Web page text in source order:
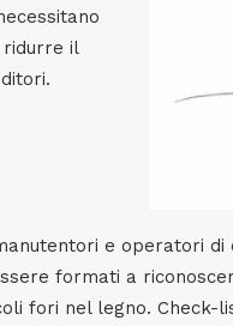
il
e operatori
formati a
fori nel legno. Check-